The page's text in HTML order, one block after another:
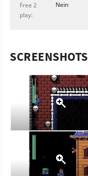
Free 2
play:
Nein
SCREENSHOTS